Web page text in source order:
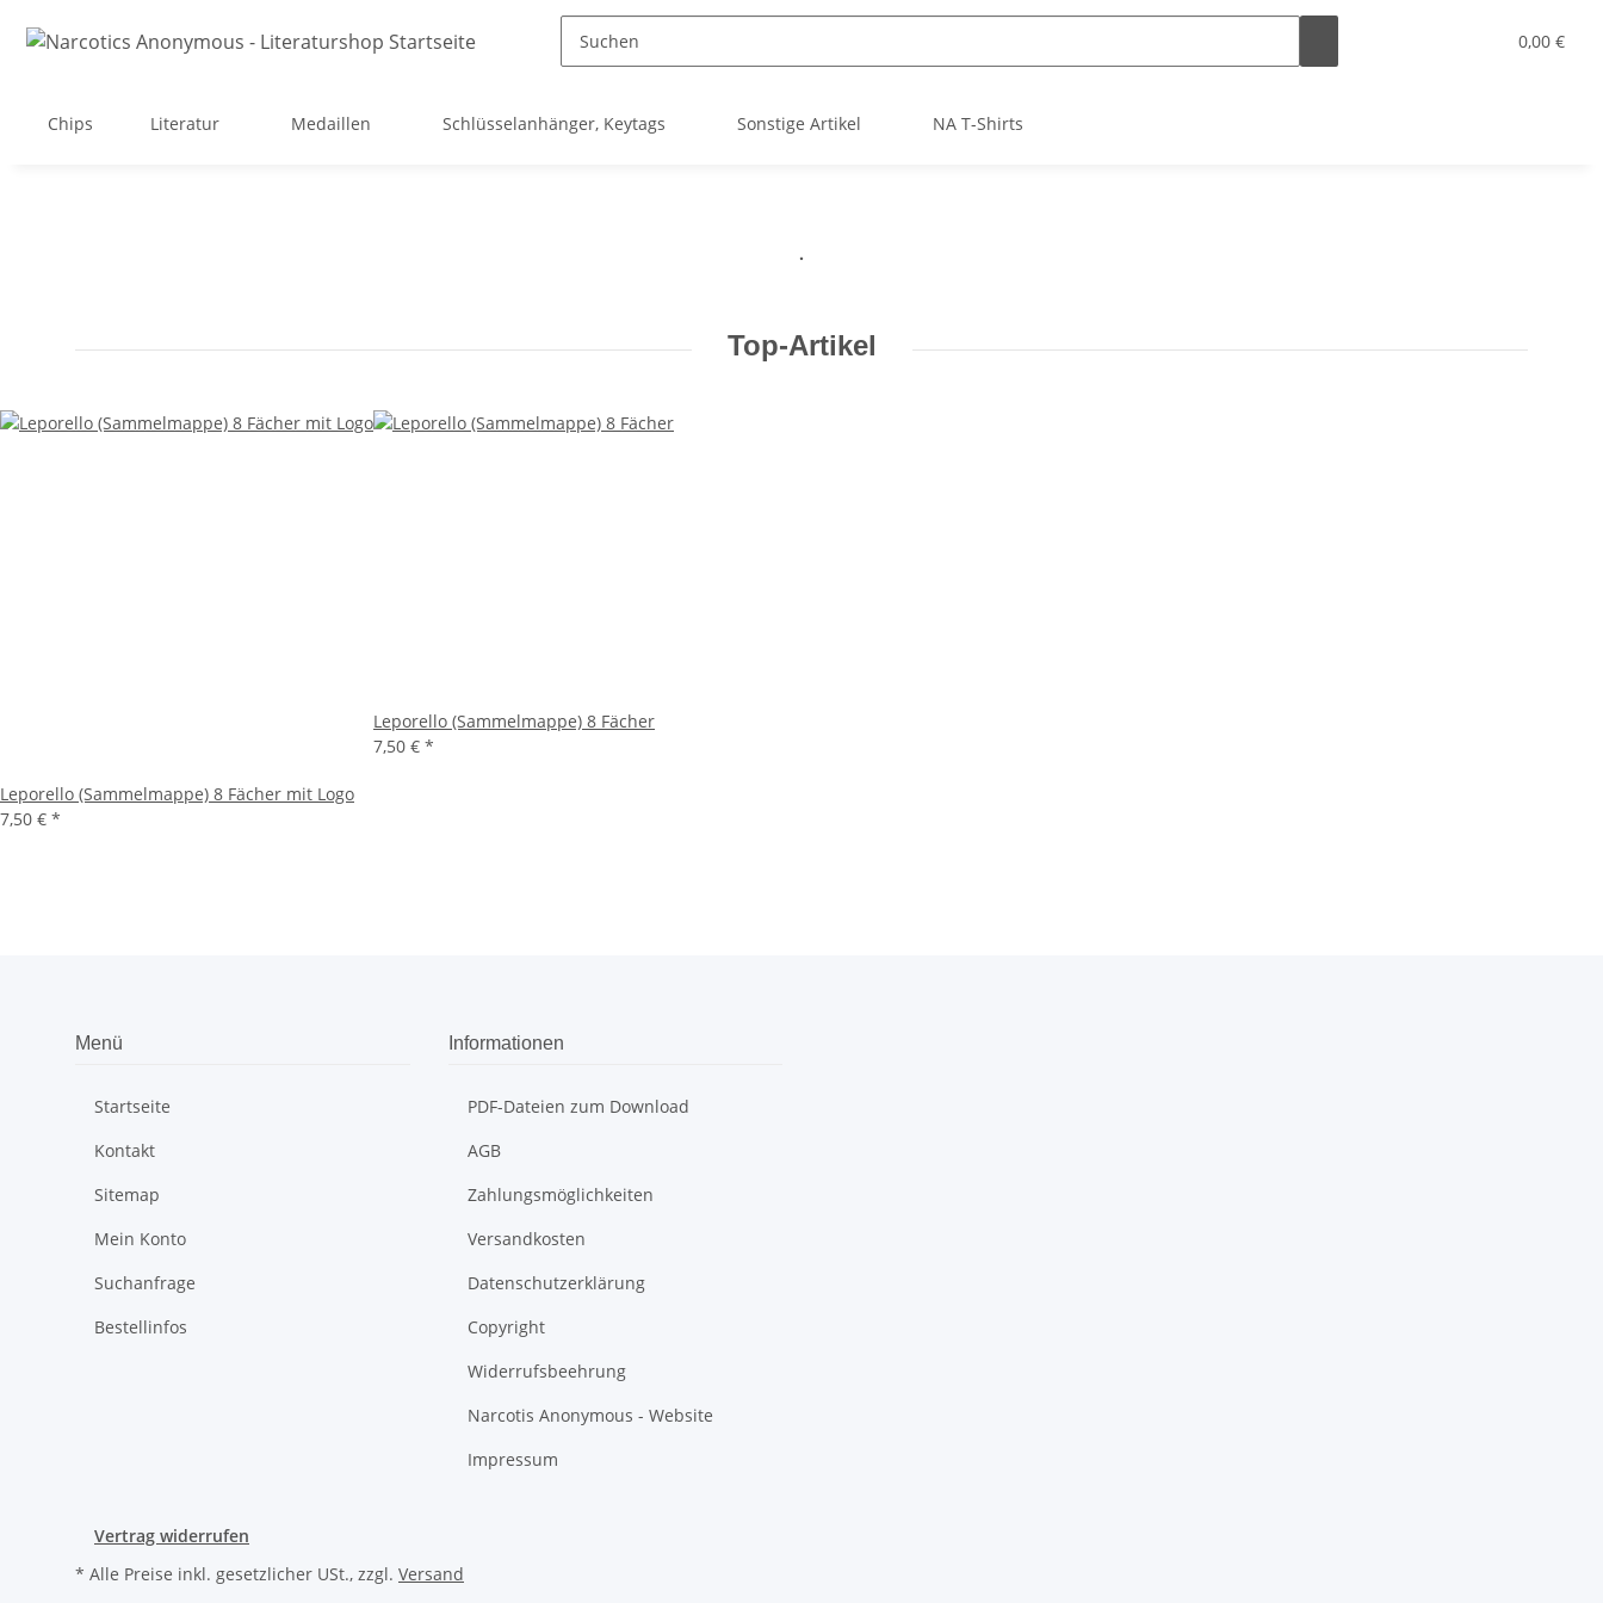
0,00 €
Chips Literatur Medaillen Schlüsselanhänger, Keytags Sonstige Artikel NA T-Shirts
.
Top-Artikel
Leporello (Sammelmappe) 8 Fächer mit Logo
7,50 € *
Leporello (Sammelmappe) 8 Fächer
7,50 € *
Menü
Startseite
Kontakt
Sitemap
Mein Konto
Suchanfrage
Bestellinfos
Informationen
PDF-Dateien zum Download
AGB
Zahlungsmöglichkeiten
Versandkosten
Datenschutzerklärung
Copyright
Widerrufsbeehrung
Narcotis Anonymous - Website
Impressum
Vertrag widerrufen
* Alle Preise inkl. gesetzlicher USt., zzgl. Versand